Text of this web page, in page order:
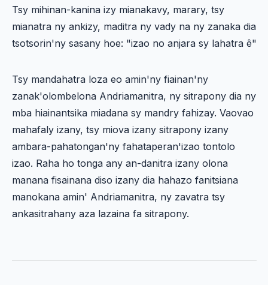
Tsy mihinan-kanina izy mianakavy, marary, tsy
mianatra ny ankizy, maditra ny vady na ny zanaka dia
tsotsorin'ny sasany hoe: "izao no anjara sy lahatra ê"
Tsy mandahatra loza eo amin'ny fiainan'ny
zanak'olombelona Andriamanitra, ny sitrapony dia ny
mba hiainantsika miadana sy mandry fahizay. Vaovao
mahafaly izany, tsy miova izany sitrapony izany
ambara-pahatongan'ny fahataperan'izao tontolo
izao. Raha ho tonga any an-danitra izany olona
manana fisainana diso izany dia hahazo fanitsiana
manokana amin' Andriamanitra, ny zavatra tsy
ankasitrahany aza lazaina fa sitrapony.